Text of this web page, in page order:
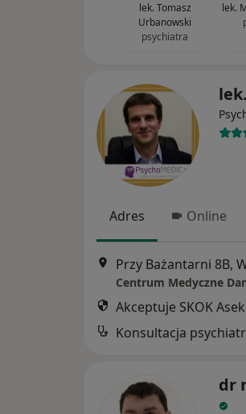
lek. Tomasz
Urbanowski
psychiatra
lek.
Adres Online
Przy Bażantarni 8B,
Centrum Medyczne
Akceptuje SKOK
dr